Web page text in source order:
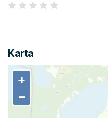
Karta
+
−
+
−